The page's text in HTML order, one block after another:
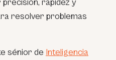
rapidez y
resolver problemas
sénior de Inteligencia